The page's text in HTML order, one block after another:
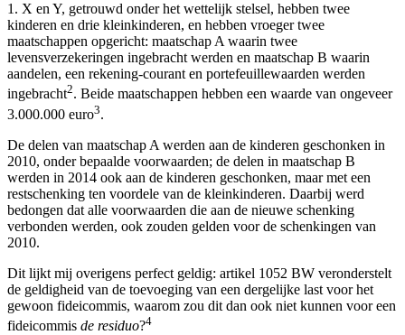
1. X en Y, getrouwd onder het wettelijk stelsel, hebben twee
kinderen en drie kleinkinderen, en hebben vroeger twee
maatschappen opgericht: maatschap A waarin twee
levensverzekeringen ingebracht werden en maatschap B waarin
aandelen, een rekening-courant en portefeuillewaarden werden
ingebracht2. Beide maatschappen hebben een waarde van ongeveer
3.000.000 euro3.
De delen van maatschap A werden aan de kinderen geschonken in
2010, onder bepaalde voorwaarden; de delen in maatschap B
werden in 2014 ook aan de kinderen geschonken, maar met een
restschenking ten voordele van de kleinkinderen. Daarbij werd
bedongen dat alle voorwaarden die aan de nieuwe schenking
verbonden werden, ook zouden gelden voor de schenkingen van
2010.
Dit lijkt mij overigens perfect geldig: artikel 1052 BW veronderstelt
de geldigheid van de toevoeging van een dergelijke last voor het
gewoon fideicommis, waarom zou dit dan ook niet kunnen voor een
fideicommis de residuo?4